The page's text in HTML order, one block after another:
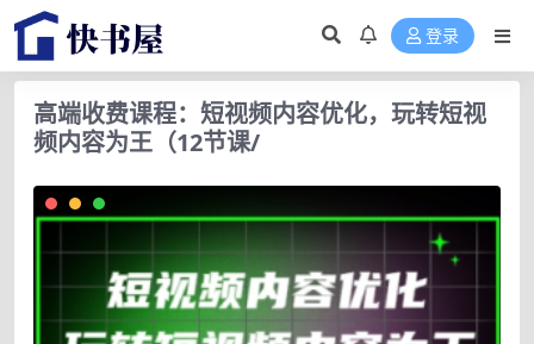
登录
高端收费课程：短视频内容优化，玩转短视
频内容为王（12节课/